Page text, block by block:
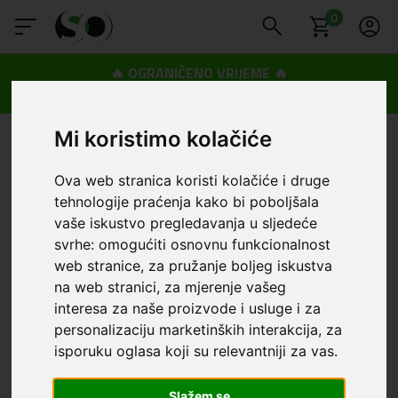
Mi koristimo kolačiće
Ova web stranica koristi kolačiće i druge
tehnologije praćenja kako bi poboljšala
vaše iskustvo pregledavanja u sljedeće
svrhe:omogućiti osnovnu funkcionalnost
web stranice, za pružanje boljeg iskustva
na web stranici, za mjerenje vašeg
interesa za naše proizvode i usluge i za
personalizaciju marketinških interakcija, za
isporuku oglasa koji su relevantniji za vas.
0
🔥 OGRANIČENO VRIJEME 🔥